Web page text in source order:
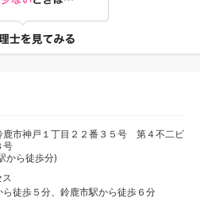
鹿市神戸１丁目２２番３５号 第４不二ビ
号
から徒歩分)
ス
ら徒歩５分、鈴鹿市駅から徒歩６分